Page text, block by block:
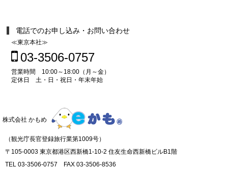
電話でのお申し込み・お問い合わせ
≪東京本社≫
03-3506-0757
営業時間 10:00～18:00（月～金）
定休日 土・日・祝日・年末年始
株式会社 かもめ
（観光庁長官登録旅行業第1009号）
〒105-0003 東京都港区西新橋1-10-2 住友生命西新橋ビルB1階
TEL 03-3506-0757 FAX 03-3506-8536